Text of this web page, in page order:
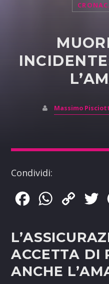
Massimo
Condividi:
FacebookWhatsApp
Copy
ACCETTA DI
ANCHE